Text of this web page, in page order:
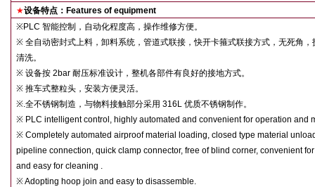
★设备特点： Features of equipment
※PLC智能控制，自动化程度高，操作维修方便。
※ 全自动密封式上料，卸料系统，管道式联接，快开卡箍式联接方式，无死角，
清洗。
※ 设备按 2bar耐压标准设计，整机各部件有良好的接地方式。
※ 推车式整粒头，安装方便灵活。
※.全不锈钢制造，与物料接触部分采用 316L优质不锈钢制作。
※ PLC intelligent control, highly automated and convenient for operation and
※ Completely automated airproof material loading, closed type material
pipeline connection, quick clamp connector, free of blind corner, convenient
and easy for cleaning .
※Adopting hoop join and easy to disassemble.